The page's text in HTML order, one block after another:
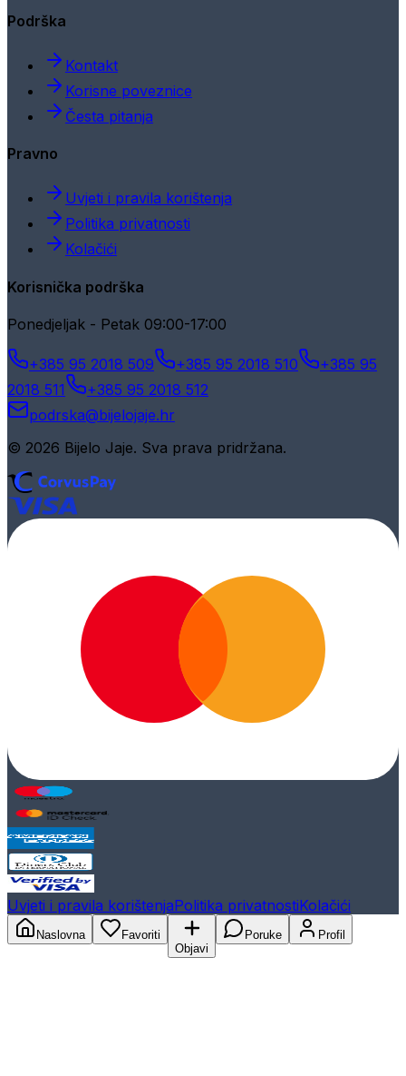
Podrška
Kontakt
Korisne poveznice
Česta pitanja
Pravno
Uvjeti i pravila korištenja
Politika privatnosti
Kolačići
Korisnička podrška
Ponedjeljak - Petak 09:00-17:00
+385 95 2018 509 +385 95 2018 510
+385 95
2018 511
+385 95 2018 512
podrska@bijelojaje.hr
© 2026 Bijelo Jaje. Sva prava pridržana.
Uvjeti i pravila korištenjaPolitika privatnostiKolačići
Naslovna
Favoriti
Objavi
Poruke Profil